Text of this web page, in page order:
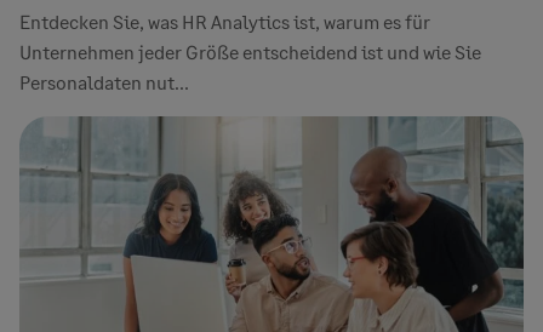
Entdecken Sie, was HR Analytics ist, warum es für
Unternehmen jeder Größe entscheidend ist und wie Sie
Personaldaten nut...